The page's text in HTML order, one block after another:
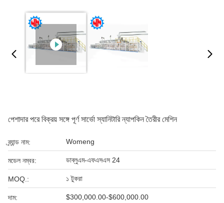
পেশাদার পরে বিক্রয় সঙ্গে পূর্ণ সার্ভো স্যানিটারি ন্যাপকিন তৈরীর মেশিন
ব্র্যান্ড নাম: Womeng
মডেল নম্বর: ডাব্লুএম-এফএসএস 24
MOQ.: ১ টুকরা
দাম: $300,000.00-$600,000.00